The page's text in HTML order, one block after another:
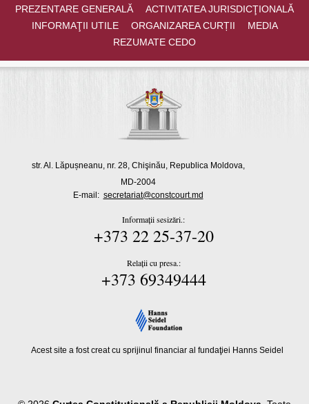
PREZENTARE GENERALĂ
ACTIVITATEA JURISDICŢIONALĂ
INFORMAŢII UTILE
ORGANIZAREA CURȚII
MEDIA
REZUMATE CEDO
str. Al. Lăpușneanu, nr. 28, Chişinău, Republica Moldova,
MD-2004
E-mail: secretariat@constcourt.md
Informații sesizări.:
+373 22 25-37-20
Relații cu presa.:
+373 69349444
Acest site a fost creat cu sprijinul financiar al fundaţiei Hanns Seidel